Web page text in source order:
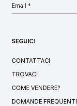
SEGUICI
CONTATTACI
TROVACI
COME VENDERE?
DOMANDE FREQUENTI